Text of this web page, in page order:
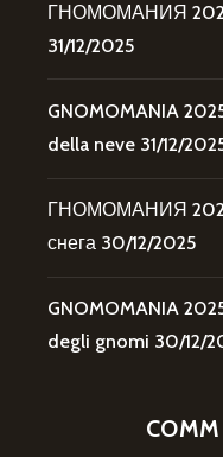
ГНОМОМАНИЯ
31/12/2025
GNOMOMANIA
della neve 31/12/
ГНОМОМАНИЯ
снега 30/12/2025
GNOMOMANIA
degli gnomi 30/12/